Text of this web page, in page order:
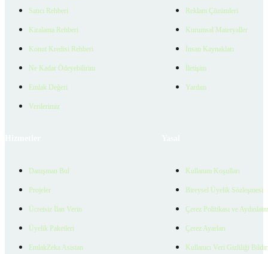
Satıcı Rehberi
Kiralama Rehberi
Konut Kredisi Rehberi
Ne Kadar Ödeyebilirim
Emlak Değeri
Verilerimiz
Reklam Çözümleri
Kurumsal Materyaller
İnsan Kaynakları
İletişim
Yardım
Danışman Bul
Projeler
Ücretsiz İlan Verin
Üyelik Paketleri
EmlakZeka Asistan
Kullanım Koşulları
Bireysel Üyelik Sözleşmesi
Çerez Politikası ve
Çerez Ayarları
Kullanıcı Veri Gizliliği